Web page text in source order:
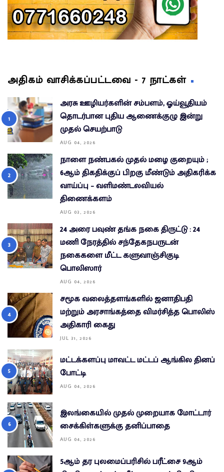
அதிகம் வாசிக்கப்பட்டவை - 7 நாட்கள்
அரசு ஊழியர்களின் சம்பளம், ஓய்வூதியம்
தொடர்பான புதிய ஆணைக்குழு இன்று
முதல் செயற்பாடு
AUG 04, 2026
நாளை நண்பகல் முதல் மழை குறையும் ;
6ஆம் திகதிக்குப் பிறகு மீண்டும் அதிகரிக்க
வாய்ப்பு – வளிமண்டலவியல்
திணைக்களம்
AUG 03, 2026
24 அரை பவுண் தங்க நகை திருட்டு : 24
மணி நேரத்தில் சந்தேகநபருடன்
நகைகளை மீட்ட களுவாஞ்சிகுடி
பொலிஸார்
AUG 04, 2026
சமூக வலைத்தளங்களில் ஜனாதிபதி
மற்றும் அரசாங்கத்தை விமர்சித்த பொலிஸ்
அதிகாரி கைது
JUL 31, 2026
மட்டக்களப்பு மாவட்ட மட்டப் ஆங்கில தினப்
போட்டி
AUG 04, 2026
இலங்கையில் முதல் முறையாக மோட்டார்
சைக்கிள்களுக்கு தனிப்பாதை
AUG 04, 2026
5ஆம் தர புலமைப்பரிசில் பரீட்சை 9ஆம்